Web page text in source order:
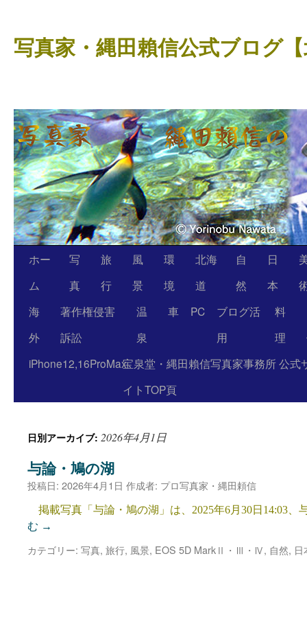
テ
ン
ッ
プ
写真家・縄田賴信公式ブログ
ホー
ム
写
真
旅
行
風
景
環
境
北海
道
自
然
日
本
海
外
著作権侵害
訴訟
温
泉
車 PC
ブログ活
用
料
理
iPhone12,16ProMax宝泉堂・縄田賴信写真家事務所 公式
イトTOP頁
日別アーカイブ: 2026年4月1日
与論・鳩の湖
投稿日: 2026年4月1日 作成者: プロ写真家・縄田頼信
掲載写真「与論・鳩の湖」は、2025年6月30日14:03
む →
カテゴリー: 写真, 旅行, 風景, EOS 5D MarkⅡ・Ⅲ・Ⅳ, 自然, 日